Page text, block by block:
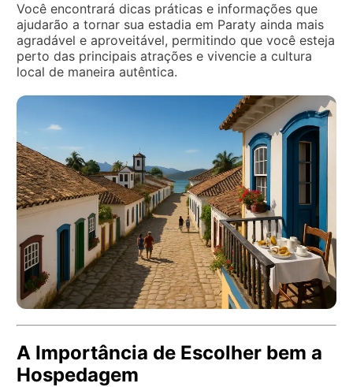
Você encontrará dicas práticas e informações que
ajudarão a tornar sua estadia em Paraty ainda mais
agradável e aproveitável, permitindo que você esteja
perto das principais atrações e vivencie a cultura
local de maneira autêntica.
A Importância de Escolher bem a
Hospedagem